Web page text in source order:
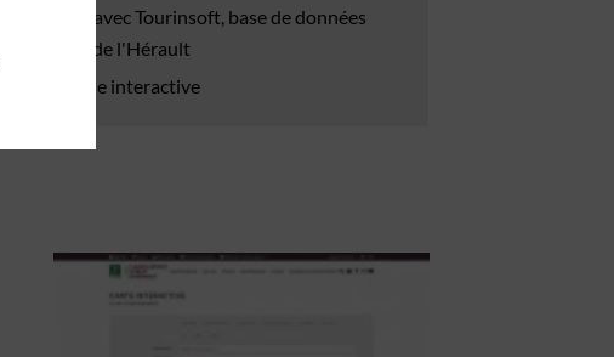
Interfaçage avec Tourinsoft, base de données
touristique de l'Hérault
Cartographie interactive